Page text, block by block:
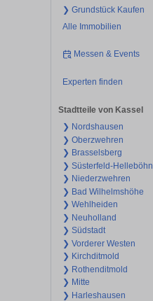
❯ Grundstück Kaufen
Alle Immobilien
Messen & Events
Experten finden
Stadtteile von Kassel
❯ Nordshausen
❯ Oberzwehren
❯ Brasselsberg
❯ Süsterfeld-Helleböhn
❯ Niederzwehren
❯ Bad Wilhelmshöhe
❯ Wehlheiden
❯ Neuholland
❯ Südstadt
❯ Vorderer Westen
❯ Kirchditmold
❯ Rothenditmold
❯ Mitte
❯ Harleshausen